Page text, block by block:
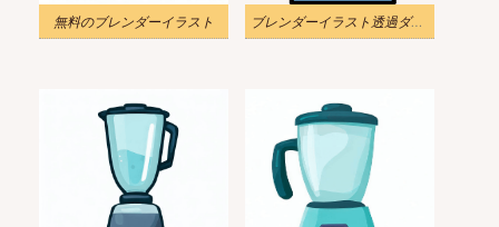
無料のブレンダーイラスト ブレンダーイラスト透過ダウンロード